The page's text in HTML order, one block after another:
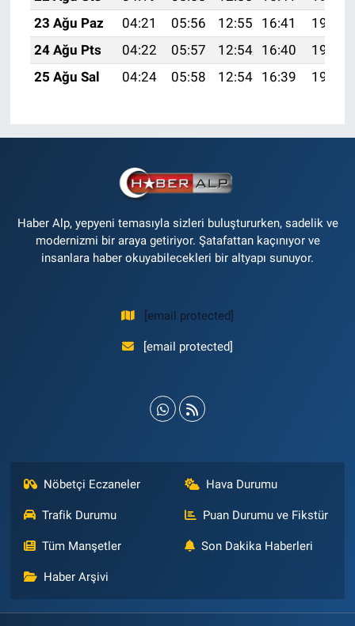
23 Ağu Paz
04:21 05:56 12:55 16:41
19:43
24 Ağu Pts
04:22 05:57 12:54 16:40
19:42
25 Ağu Sal
04:24 05:58 12:54 16:39 19:40
Haber Alp, yepyeni temasıyla sizleri buluştururken, sadelik ve
modernizmi bir araya getiriyor. Şatafattan kaçınıyor ve
insanlara haber okuyabilecekleri bir altyapı sunuyor.
[email protected]
[email protected]
Nöbetçi Eczaneler Hava Durumu
Trafik Durumu Puan Durumu ve Fikstür
Tüm Manşetler Son Dakika Haberleri
Haber Arşivi